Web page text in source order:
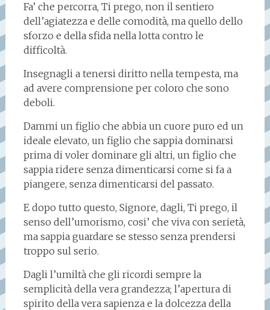
Fa’ che percorra, Ti prego, non il sentiero
dell’agiatezza e delle comodità, ma quello dello
sforzo e della sfida nella lotta contro le
difficoltà.
Insegnagli a tenersi diritto nella tempesta, ma
ad avere comprensione per coloro che sono
deboli.
Dammi un figlio che abbia un cuore puro ed un
ideale elevato, un figlio che sappia dominarsi
prima di voler dominare gli altri, un figlio che
sappia ridere senza dimenticarsi come si fa a
piangere, senza dimenticarsi del passato.
E dopo tutto questo, Signore, dagli, Ti prego, il
senso dell’umorismo, cosi’ che viva con serietà,
ma sappia guardare se stesso senza prendersi
troppo sul serio.
Dagli l’umiltà che gli ricordi sempre la
semplicità della vera grandezza; l’apertura di
spirito della vera sapienza e la dolcezza della